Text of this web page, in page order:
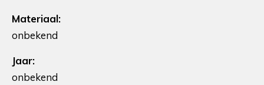
Materiaal:
onbekend
Jaar:
onbekend